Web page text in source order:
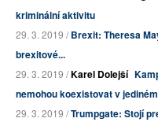
kriminální aktivitu
29. 3. 2019 /Brexit: Theresa
brexitové...
29. 3. 2019 /Karel Dolejší
nemohou koexistovat v
29. 3. 2019 /Trumpgate: Stojí